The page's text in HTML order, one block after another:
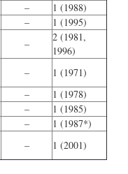
–
1 (1988)
–
1 (1995)
–
2 (1981,
1996)
–
1 (1971)
–
1 (1978)
–
1 (1985)
–
1 (1987*)
– 1 (2001)